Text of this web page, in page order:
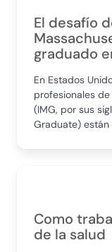
El desafío
graduado
En Estados
profesionales
(IMG, por sus
Graduate)
Como
de la salud